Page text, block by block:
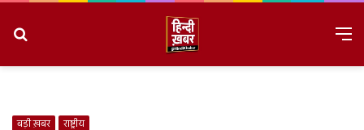
बड़ी ख़बर राष्ट्रीय